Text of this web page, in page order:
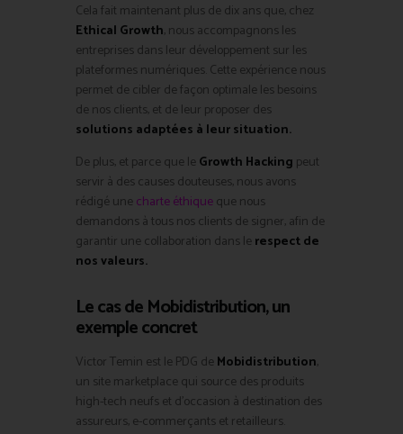
Cela fait maintenant plus de dix ans que, chez
Ethical Growth, nous accompagnons les
entreprises dans leur développement sur les
plateformes numériques. Cette expérience nous
permet de cibler de façon optimale les besoins
de nos clients, et de leur proposer des
solutions adaptées à leur situation.
De plus, et parce que le Growth Hacking peut
servir à des causes douteuses, nous avons
rédigé une charte éthiqueque nous
demandons à tous nos clients de signer, afin de
garantir une collaboration dans le respect de
nos valeurs.
Le cas de Mobidistribution, un
exemple concret
Victor Temin est le PDG de Mobidistribution,
un site marketplace qui source des produits
high-tech neufs et d’occasion à destination des
assureurs, e-commerçants et retailleurs.